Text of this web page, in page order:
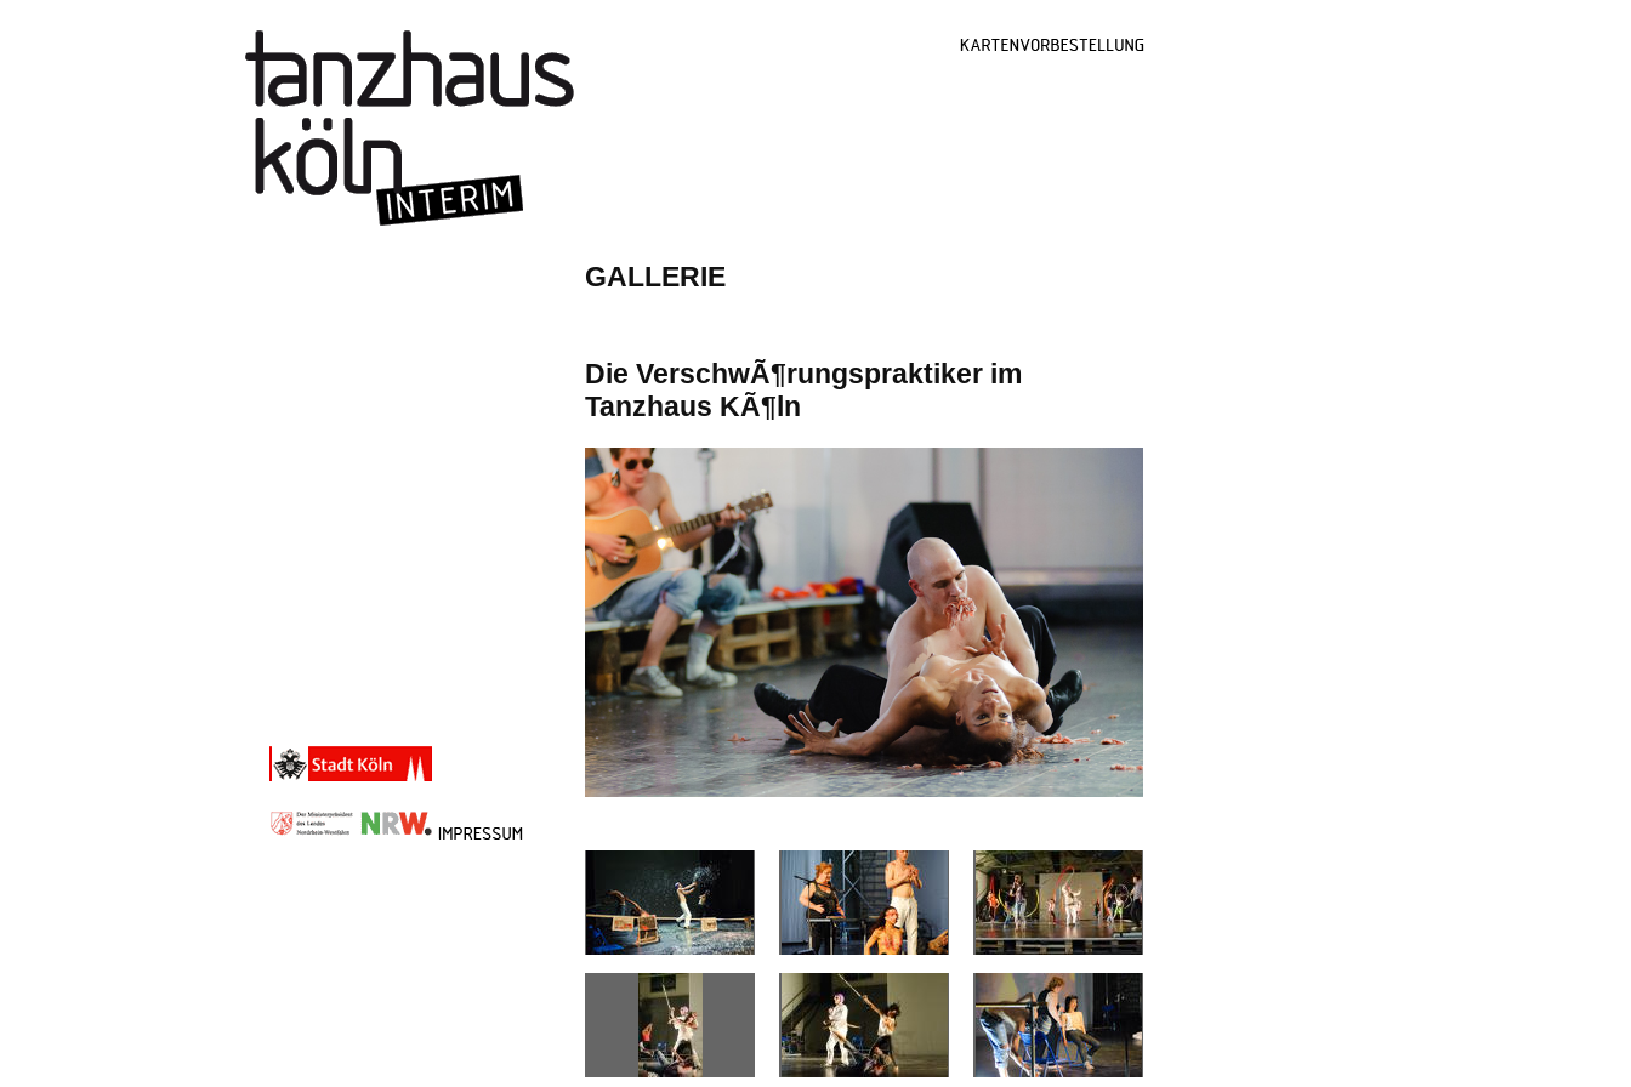
GALLERIE
Die VerschwÃ¶rungspraktiker im
Tanzhaus KÃ¶ln